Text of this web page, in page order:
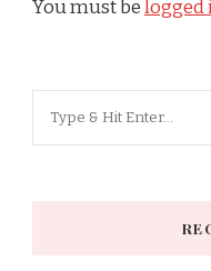
You must belogged